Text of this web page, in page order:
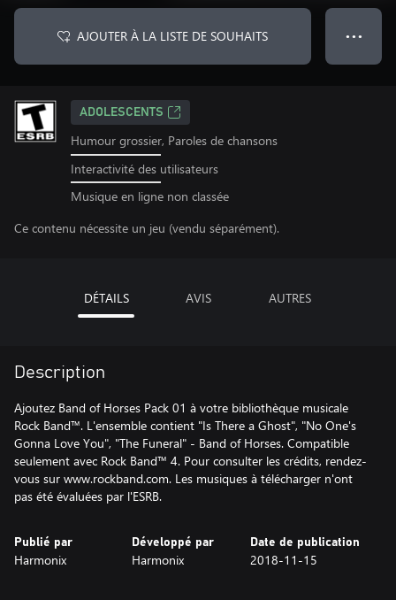
AJOUTER À LA LISTE DE SOUHAITS ● ● ●
ADOLESCENTS
Humour grossier, Paroles de chansons
Interactivité des utilisateurs
Musique en ligne non classée
Ce contenu nécessite un jeu (vendu séparément).
DÉTAILS AVIS AUTRES
Description
Ajoutez Band of Horses Pack 01 à votre bibliothèque musicale
Rock Band™. L'ensemble contient "Is There a Ghost", "No One's
Gonna Love You", "The Funeral" - Band of Horses. Compatible
seulement avec Rock Band™ 4. Pour consulter les crédits, rendez-
vous sur www.rockband.com. Les musiques à télécharger n'ont
pas été évaluées par l'ESRB.
Publié par
Harmonix
Développé par
Harmonix
Date de publication
2018-11-15